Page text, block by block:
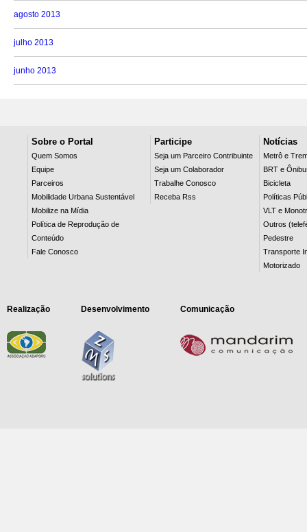
agosto 2013
julho 2013
junho 2013
Sobre o Portal
Quem Somos
Equipe
Parceiros
Mobilidade Urbana Sustentável
Mobilize na Mídia
Política de Reprodução de
Conteúdo
Fale Conosco
Participe
Seja um Parceiro Contribuinte
Seja um Colaborador
Trabalhe Conosco
Receba Rss
Notícias
Metrô e
BRT e
Bicicleta
Políticas
VLT e
Outros
Pedestre
Transporte
Motorizado
Realização Desenvolvimento Comunicação